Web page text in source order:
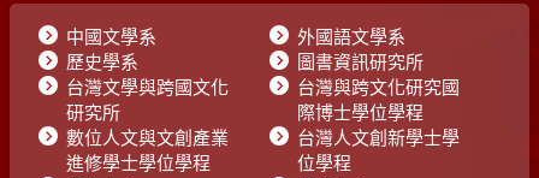
中國文學系
外國語文學系
歷史學系
圖書資訊研究所
台灣文學與跨國文化
研究所
台灣與跨文化研究國
際博士學位學程
數位人文與文創產業
進修學士學位學程
台灣人文創新學士學
位學程